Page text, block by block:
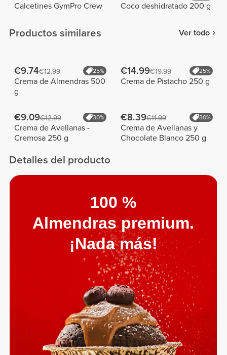
Calcetines GymPro Crew Coco deshidratado 200 g
Productos similares Ver todo
€9.74€12.99 25%
Crema de Almendras 500
g
€14.99€19.99 25%
Crema de Pistacho 250 g
€9.09€12.99 30%
Crema de Avellanas -
Cremosa 250 g
€8.39€11.99 30%
Crema de Avellanas y
Chocolate Blanco 250 g
Detalles del producto
100 %
Almendras premium.
¡Nada más!